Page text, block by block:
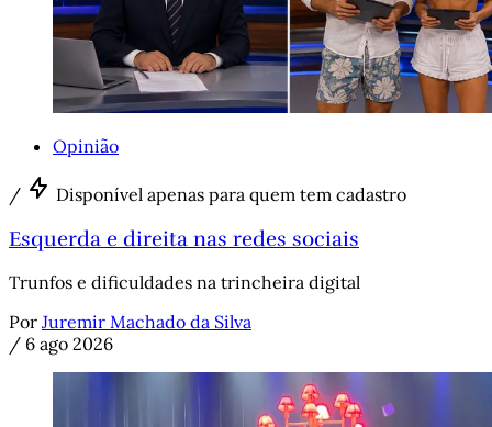
Opinião
/ Disponível apenas para quem tem cadastro
Esquerda e direita nas redes sociais
Trunfos e dificuldades na trincheira digital
Por Juremir Machado da Silva
/ 6 ago 2026